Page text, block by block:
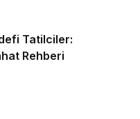
Tatilciler:
Rehberi